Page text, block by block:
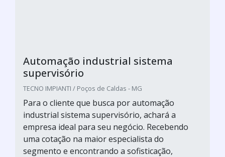
Automação industrial sistema
supervisório
TECNO IMPIANTI / Poços de Caldas - MG
Para o cliente que busca por automação
industrial sistema supervisório, achará a
empresa ideal para seu negócio. Recebendo
uma cotação na maior especialista do
segmento e encontrando a sofisticação,